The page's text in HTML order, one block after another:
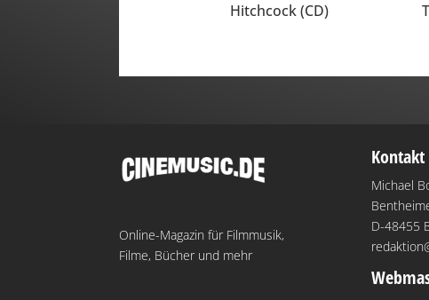
Hitchcock (CD)
Online-Magazin für Filmmusik,
Filme, Bücher und mehr
Kontakt
Michael
D-48455